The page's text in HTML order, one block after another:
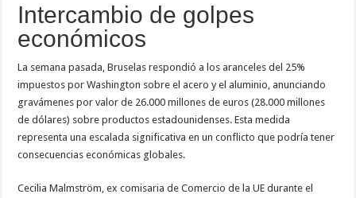
Intercambio de golpes
económicos
La semana pasada, Bruselas respondió a los aranceles del 25%
impuestos por Washington sobre el acero y el aluminio, anunciando
gravámenes por valor de 26.000 millones de euros (28.000 millones
de dólares) sobre productos estadounidenses. Esta medida
representa una escalada significativa en un conflicto que podría tener
consecuencias económicas globales.
Cecilia Malmström, ex comisaria de Comercio de la UE durante el